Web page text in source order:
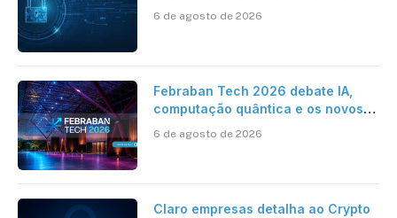
6 de agosto de 2026
Febraban Tech 2026 debate IA,
computação quântica e os novos
6 de agosto de 2026
Claro empresas detalha ao Crypto